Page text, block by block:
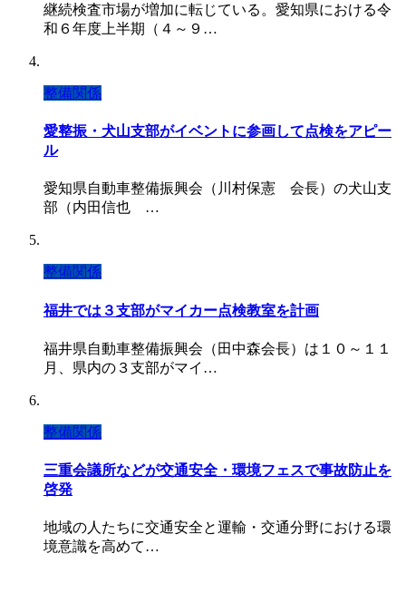
継続検査市場が増加に転じている。愛知県における令
和６年度上半期（４～９…
整備関係
愛整振・犬山支部がイベントに参画して点検をアピー
ル
愛知県自動車整備振興会（川村保憲 会長）の犬山支
部（内田信也 …
整備関係
福井では３支部がマイカー点検教室を計画
福井県自動車整備振興会（田中森会長）は１０～１１
月、県内の３支部がマイ…
整備関係
三重会議所などが交通安全・環境フェスで事故防止を
啓発
地域の人たちに交通安全と運輸・交通分野における環
境意識を高めて…